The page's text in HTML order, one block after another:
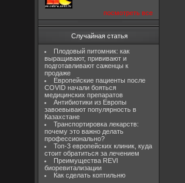
посмотреть все
Случайная статья
Плодовый питомник: как
выращивают, прививают и
подготавливают саженцы к
продаже
Европейские пациенты после
COVID начали бояться
медицинских препаратов
Антибиотики из Европы
завоевывают популярность в
Казахстане
Транспортировка лекарств:
почему это важно делать
профессионально?
Топ-3 европейских клиник, куда
стоит обратиться за лечением
Преимущества REVI
биоревитализации
Как сделать коптильню